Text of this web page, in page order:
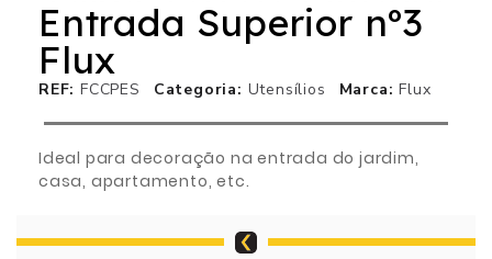
Entrada Superior nº3
Flux
REF FCCPES Categoria Utensílios Marca Flux
Ideal para decoração na entrada do jardim,
casa, apartamento, etc.